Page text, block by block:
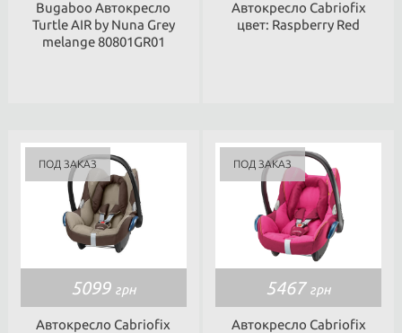
Bugaboo Автокресло
Turtle AIR by Nuna Grey
melange 80801GR01
Автокресло Cabriofix
цвет: Raspberry Red
5099 грн
Автокресло Cabriofix
5467 грн
Автокресло Cabriofix